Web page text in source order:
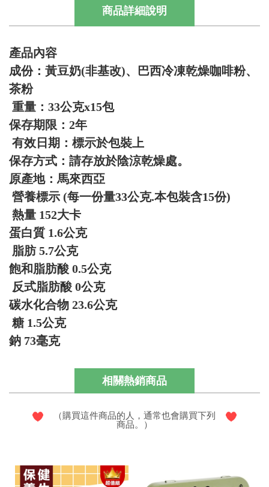
商品詳細說明
產品內容
成份：黃豆奶(非基改)、巴西冷凍乾燥咖啡粉、
茶粉
重量：33公克x15包
保存期限：2年
有效日期：標示於包裝上
保存方式：請存放於陰涼乾燥處。
原產地：馬來西亞
營養標示 (每一份量33公克.本包裝含15份)
熱量 152大卡
蛋白質 1.6公克
脂肪 5.7公克
飽和脂肪酸 0.5公克
反式脂肪酸 0公克
碳水化合物 23.6公克
糖 1.5公克
鈉 73毫克
相關熱銷商品
（購買這件商品的人，通常也會購買下列
商品。）